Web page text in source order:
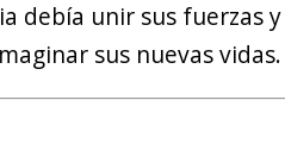
debía unir sus fuerzas
sus nuevas vidas.